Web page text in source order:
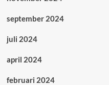
september 2024
juli 2024
april 2024
februari 2024